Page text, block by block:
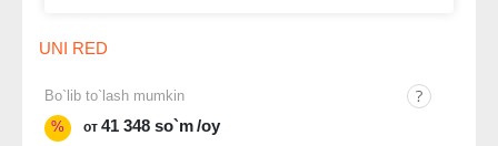
UNI RED
Bo`lib to`lash mumkin
%
от 41 348 so`m/oy